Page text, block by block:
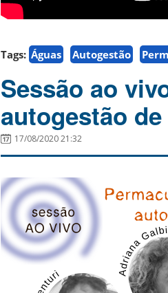
Tags: Águas Autogestão
Sessão ao
autogestão de
17/08/2020 21:32